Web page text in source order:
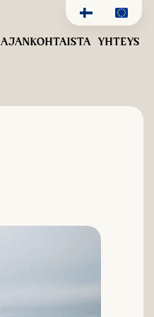
AJANKOHTAISTA YHTEYS